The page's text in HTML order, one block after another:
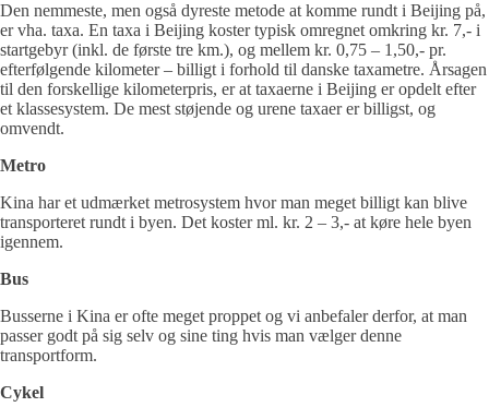
Den nemmeste, men også dyreste metode at komme rundt i Beijing på,
er vha. taxa. En taxa i Beijing koster typisk omregnet omkring kr. 7,- i
startgebyr (inkl. de første tre km.), og mellem kr. 0,75 – 1,50,- pr.
efterfølgende kilometer – billigt i forhold til danske taxametre. Årsagen
til den forskellige kilometerpris, er at taxaerne i Beijing er opdelt efter
et klassesystem. De mest støjende og urene taxaer er billigst, og
omvendt.
Metro
Kina har et udmærket metrosystem hvor man meget billigt kan blive
transporteret rundt i byen. Det koster ml. kr. 2 – 3,- at køre hele byen
igennem.
Bus
Busserne i Kina er ofte meget proppet og vi anbefaler derfor, at man
passer godt på sig selv og sine ting hvis man vælger denne
transportform.
Cykel